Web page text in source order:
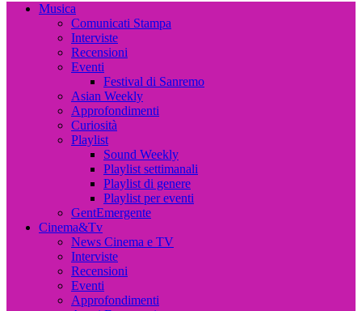
Musica, Cinema, Arte e Attualità, Interviste e News
Musica
Comunicati Stampa
Interviste
Recensioni
Eventi
Festival di Sanremo
Asian Weekly
Approfondimenti
Curiosità
Playlist
Sound Weekly
Playlist settimanali
Playlist di genere
Playlist per eventi
GentEmergente
Cinema&Tv
News Cinema e TV
Interviste
Recensioni
Eventi
Approfondimenti